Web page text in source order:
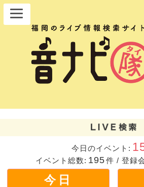
今日のイベント:
イベント総数: 195件 / 登録
今日